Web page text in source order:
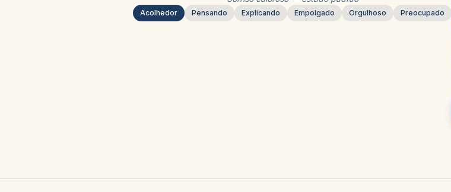
Acolhedor Pensando Explicando Empolgado Orgulhoso Preocupado